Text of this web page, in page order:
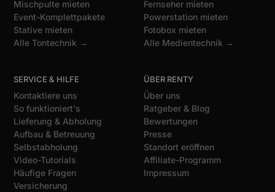
Mischpulte mieten
Event-Komplettpakete
Stative mieten
Alle Tontechnik →
Fernseher mieten
Powerstation mieten
Fotobox mieten
Alle Medientechnik →
SERVICE & HILFE
Kontaktiere uns
So funktioniert's
Lieferung & Abholung
Aufbau & Betreuung
Selbstabholung
Video-Tutorials
Häufige Fragen
Versicherung
ÜBER RENTY
Über uns
Ratgeber & Blog
Bewertungen
Presse
Standort eröffnen
Affiliate-Programm
Impressum